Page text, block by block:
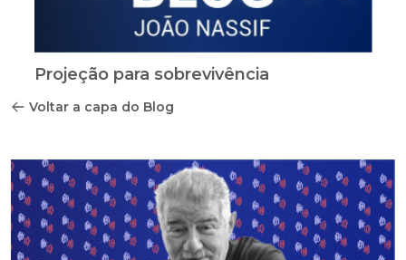
Projeção para sobrevivência
Voltar a capa do Blog